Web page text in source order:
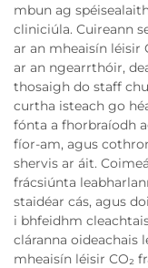
mbun ag
cliniciúla. Cuireann
ar an mheaisín léisir
ar an ngearrthóir,
thosaigh do staff
curtha isteach go
fónta a fhorbraíodh
fíor-am, agus
shervis ar áit.
frácsiúnta
staidéar cás, agus
i bhfeidhm
cláranna oideachais
mheaisín léisir CO₂